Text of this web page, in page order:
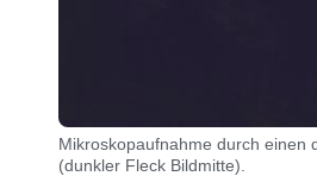
Mikroskopaufnahme durch einen
(dunkler Fleck Bildmitte).